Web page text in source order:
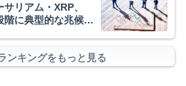
リアム・XRP、
階に典型的な兆候」
ンキングをもっと見る